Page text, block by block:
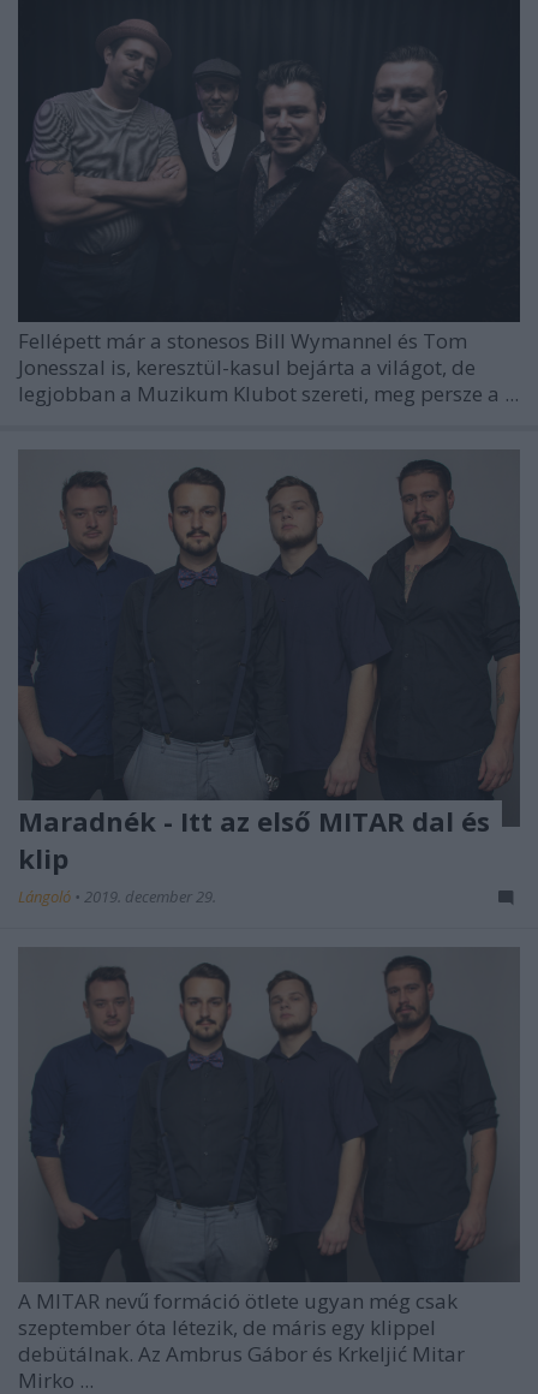
Fellépett már a stonesos Bill Wymannel és Tom
Jonesszal is, keresztül-kasul bejárta a világot, de
legjobban a Muzikum Klubot szereti, meg persze a ...
Maradnék - Itt az első MITAR dal és
klip
Lángoló • 2019. december 29.
A MITAR nevű formáció ötlete ugyan még csak
szeptember óta létezik, de máris egy klippel
debütálnak. Az Ambrus Gábor és Krkeljić Mitar
Mirko ...